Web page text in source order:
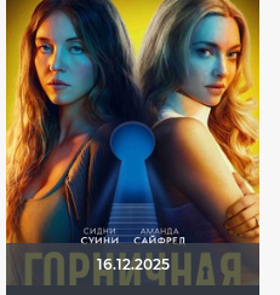
16.12.2025